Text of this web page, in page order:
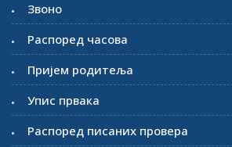
Звоно
Распоред часова
Пријем родитеља
Упис првака
Распоред писаних провера